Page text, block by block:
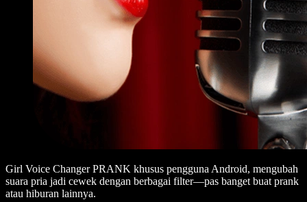
Girl Voice Changer PRANK khusus pengguna Android, mengubah
suara pria jadi cewek dengan berbagai filter—pas banget buat prank
atau hiburan lainnya.